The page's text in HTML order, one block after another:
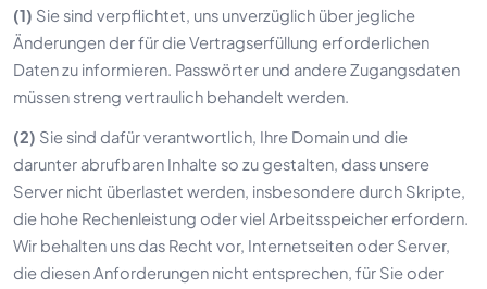
(1) Sie sind verpflichtet, uns unverzüglich über jegliche
Änderungen der für die Vertragserfüllung erforderlichen
Daten zu informieren. Passwörter und andere Zugangsdaten
müssen streng vertraulich behandelt werden.
(2) Sie sind dafür verantwortlich, Ihre Domain und die
darunter abrufbaren Inhalte so zu gestalten, dass unsere
Server nicht überlastet werden, insbesondere durch Skripte,
die hohe Rechenleistung oder viel Arbeitsspeicher erfordern.
Wir behalten uns das Recht vor, Internetseiten oder Server,
die diesen Anforderungen nicht entsprechen, für Sie oder